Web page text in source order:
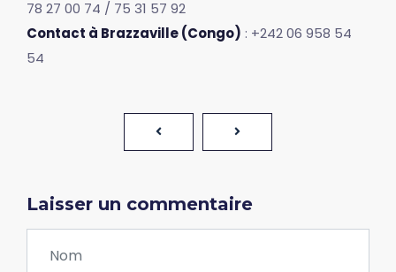
78 27 00 74 / 75 31 57 92
Contact à Brazzaville (Congo) : +242 06 958 54
54
Laisser un commentaire